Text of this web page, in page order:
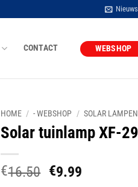
CONTACT WEBSHOP
HOME / - WEBSHOP / SOLAR LAMPEN
Solar tuinlamp XF-
€16.50 Oorspronkelijke
€9.99Huidige